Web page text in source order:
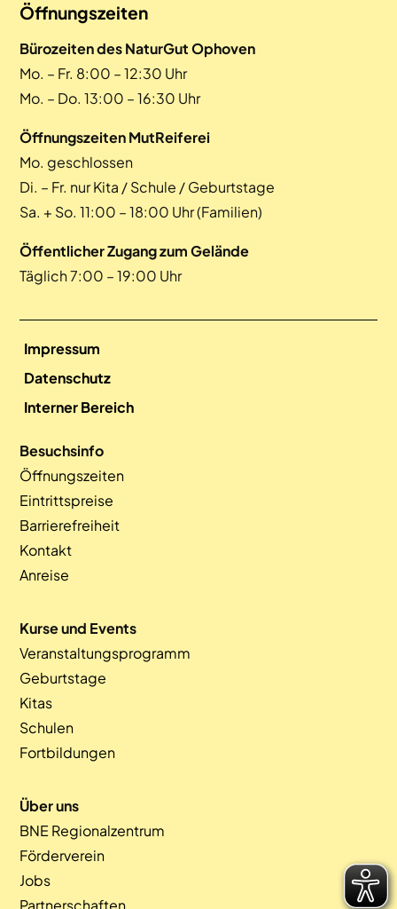
Öffnungszeiten
Bürozeiten des NaturGut Ophoven
Mo. – Fr. 8:00 – 12:30 Uhr
Mo. – Do. 13:00 – 16:30 Uhr
Öffnungszeiten MutReiferei
Mo. geschlossen
Di. – Fr. nur Kita / Schule / Geburtstage
Sa. + So. 11:00 – 18:00 Uhr (Familien)
Öffentlicher Zugang zum Gelände
Täglich 7:00 – 19:00 Uhr
Impressum
Datenschutz
Interner Bereich
Besuchsinfo
Öffnungszeiten
Eintrittspreise
Barrierefreiheit
Kontakt
Anreise
Kurse und Events
Veranstaltungsprogramm
Geburtstage
Kitas
Schulen
Fortbildungen
Über uns
BNE Regionalzentrum
Förderverein
Jobs
Partnerschaften